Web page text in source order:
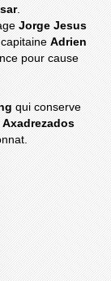
.
Jorge Jesus
capitaineAdrien
pour cause
qui conserve
Axadrezados